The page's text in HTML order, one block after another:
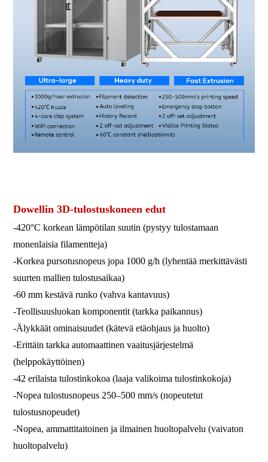
Dowellin 3D-tulostuskoneen edut
-420°C korkean lämpötilan suutin (pystyy tulostamaan
monenlaisia ​​filamentteja)
-Korkea pursotusnopeus jopa 1000 g/h (lyhentää merkittävästi
suurten mallien tulostusaikaa)
-60 mm kestävä runko (vahva kantavuus)
-Teollisuusluokan komponentit (tarkka paikannus)
-Älykkäät ominaisuudet (kätevä etäohjaus ja huolto)
-Erittäin tarkka automaattinen vaaitusjärjestelmä
(helppokäyttöinen)
-42 erilaista tulostinkokoa (laaja valikoima tulostinkokoja)
-Nopea tulostusnopeus 250–500 mm/s (nopeutetut
tulostusnopeudet)
-Nopea, ammattitaitoinen ja ilmainen huoltopalvelu (vaivaton
huoltopalvelu)